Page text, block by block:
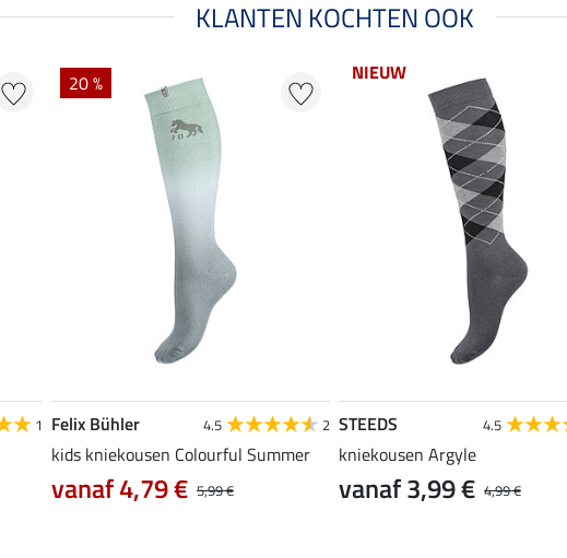
KLANTEN KOCHTEN OOK
1
20 %
Felix Bühler 4.5 2
kids kniekousen Colourful Summer
5,99 €
vanaf 4,79 €
NIEUW
STEEDS 4.5
kniekousen Argyle
4,99 €
vanaf 3,99 €